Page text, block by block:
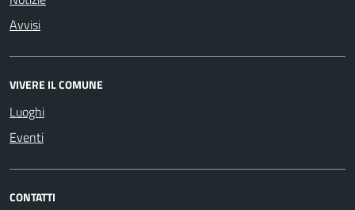
Avvisi
VIVERE IL COMUNE
Luoghi
Eventi
CONTATTI